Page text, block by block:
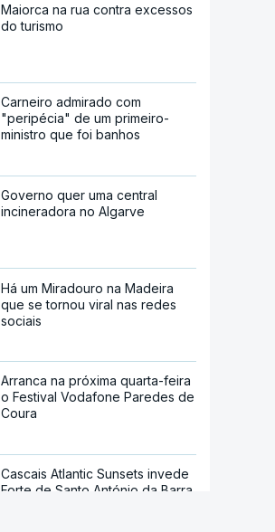
Maiorca na rua contra excessos
do turismo
Carneiro admirado com
"peripécia" de um primeiro-
ministro que foi banhos
Governo quer uma central
incineradora no Algarve
Há um Miradouro na Madeira
que se tornou viral nas redes
sociais
Arranca na próxima quarta-feira
o Festival Vodafone Paredes de
Coura
Cascais Atlantic Sunsets invede
Forte de Santo António da Barra